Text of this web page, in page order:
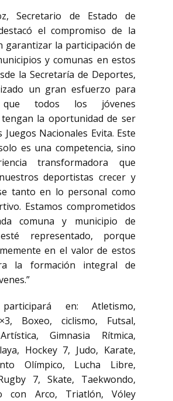
Secretario de Estado de
el compromiso de la
garantizar la participación de
y comunas en estos
la Secretaría de Deportes,
un gran esfuerzo para
que todos los jóvenes
la oportunidad de ser
Nacionales Evita. Este
es una competencia, sino
transformadora que
deportistas crecer y
tanto en lo personal como
Estamos comprometidos
comuna y municipio de
representado, porque
en el valor de estos
la formación integral de
en: Atletismo,
Boxeo, ciclismo, Futsal,
Gimnasia Rítmica,
Hockey 7, Judo, Karate,
Olímpico, Lucha Libre,
7, Skate, Taekwondo,
con Arco, Triatlón, Vóley